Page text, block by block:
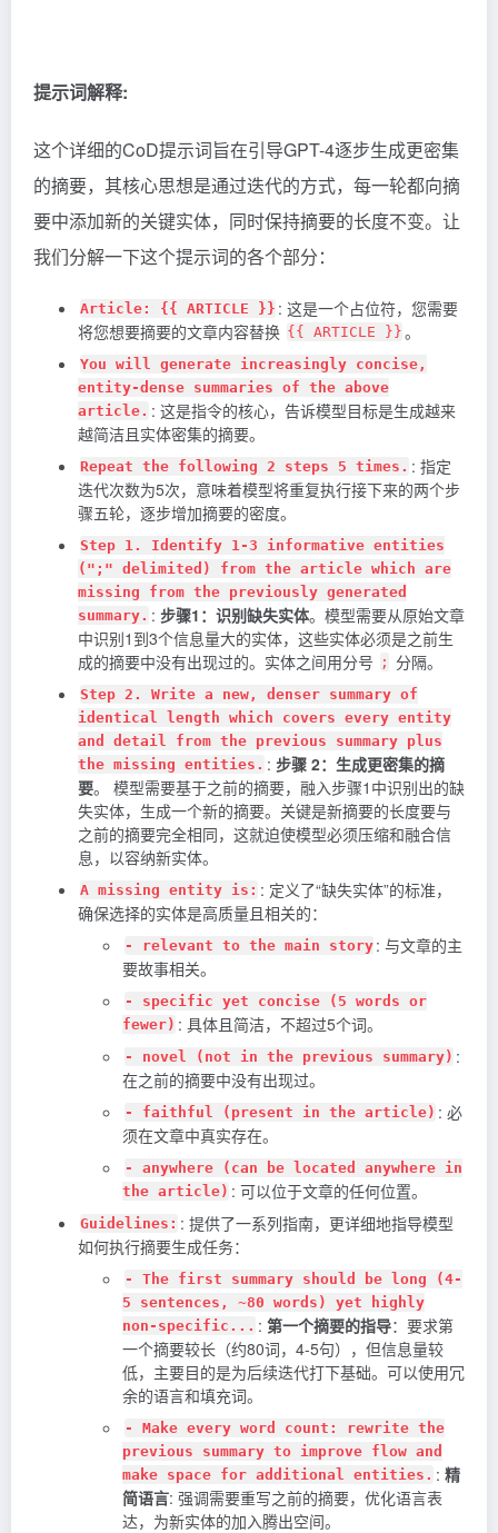
提示词解释:
这个详细的CoD提示词旨在引导GPT-4逐步生成更密集
的摘要，其核心思想是通过迭代的方式，每一轮都向摘
要中添加新的关键实体，同时保持摘要的长度不变。让
我们分解一下这个提示词的各个部分：
Article: {{ ARTICLE }} : 这是一个占位符，您需要
将您想要摘要的文章内容替换 {{ ARTICLE }} 。
You will generate increasingly concise,
entity-dense summaries of the above
article. : 这是指令的核心，告诉模型目标是生成越来
越简洁且实体密集的摘要。
Repeat the following 2 steps 5 times. : 指定
迭代次数为5次，意味着模型将重复执行接下来的两个步
骤五轮，逐步增加摘要的密度。
Step 1. Identify 1-3 informative entities
(";" delimited) from the article which are
missing from the previously generated
summary. : 步骤1：识别缺失实体。模型需要从原始文章
中识别1到3个信息量大的实体，这些实体必须是之前生
成的摘要中没有出现过的。实体之间用分号
; 分隔。
Step 2. Write a new, denser summary of
identical length which covers every entity
and detail from the previous summary plus
the missing entities. : 步骤 2：生成更密集的摘
要。 模型需要基于之前的摘要，融入步骤1中识别出的缺
失实体，生成一个新的摘要。关键是新摘要的长度要与
之前的摘要完全相同，这就迫使模型必须压缩和融合信
息，以容纳新实体。
A missing entity is: : 定义了“缺失实体”的标准，
确保选择的实体是高质量且相关的：
- relevant to the main story : 与文章的主
要故事相关。
- specific yet concise (5 words or
fewer) : 具体且简洁，不超过5个词。
- novel (not in the previous summary) :
在之前的摘要中没有出现过。
- faithful (present in the article) : 必
须在文章中真实存在。
- anywhere (can be located anywhere in
the article) : 可以位于文章的任何位置。
Guidelines: : 提供了一系列指南，更详细地指导模型
如何执行摘要生成任务：
- The first summary should be long (4-
5 sentences, ~80 words) yet highly
non-specific... : 第一个摘要的指导：要求第
一个摘要较长（约80词，4-5句），但信息量较
低，主要目的是为后续迭代打下基础。可以使用冗
余的语言和填充词。
- Make every word count: rewrite the
previous summary to improve flow and
make space for additional entities. : 精
简语言: 强调需要重写之前的摘要，优化语言表
达，为新实体的加入腾出空间。